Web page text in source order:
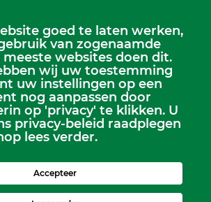
goed te laten werken,
van zogenaamde
meeste websites doen dit.
wij uw toestemming
uw instellingen op een
nog aanpassen door
op 'privacy' te klikken. U
privacy-beleid raadplegen
lees verder.
Accepteer